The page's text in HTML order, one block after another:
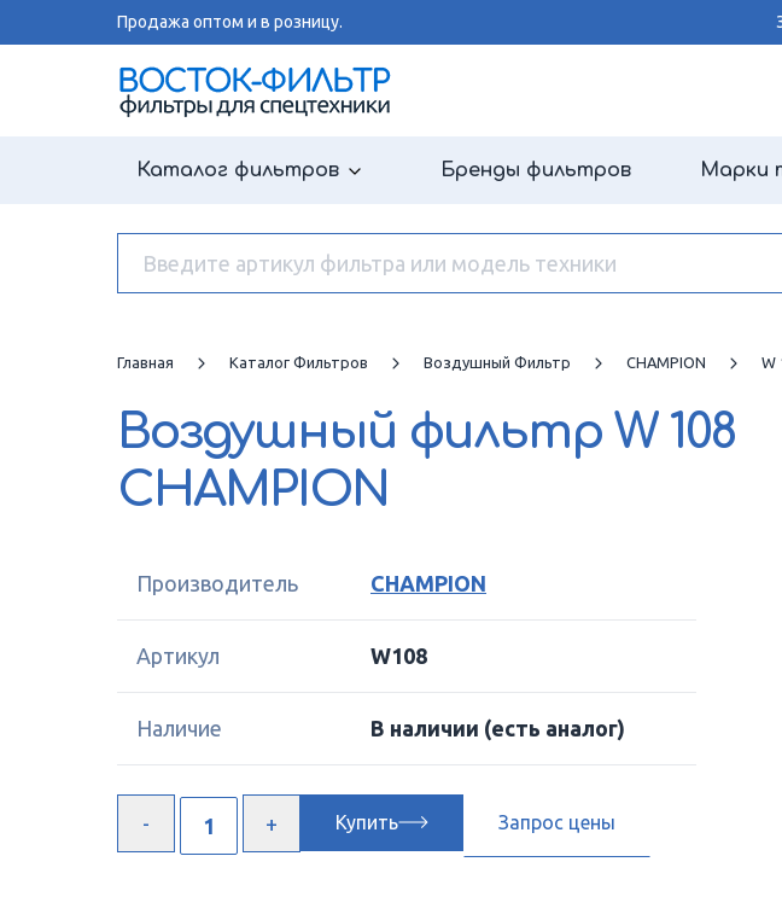
Продажа оптом и в розницу.
Каталог фильтров Бренды фильтров Марки
Главная Каталог Фильтров Воздушный Фильтр CHAMPION W
Воздушный фильтр W 108
CHAMPION
Производитель CHAMPION
Артикул W108
Наличие В наличии (есть аналог)
Купить Запрос цены